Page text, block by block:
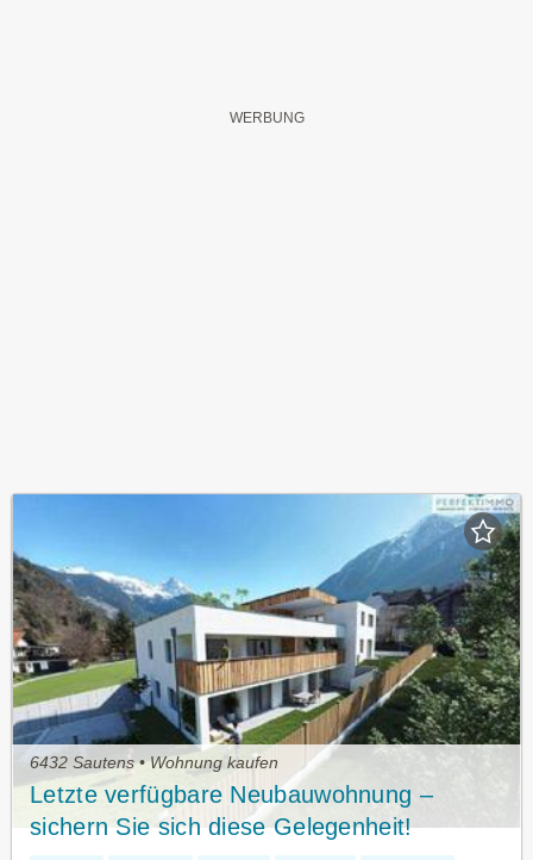
6432 Sautens • Wohnung kaufen
Letzte verfügbare Neubauwohnung –
sichern Sie sich diese Gelegenheit!